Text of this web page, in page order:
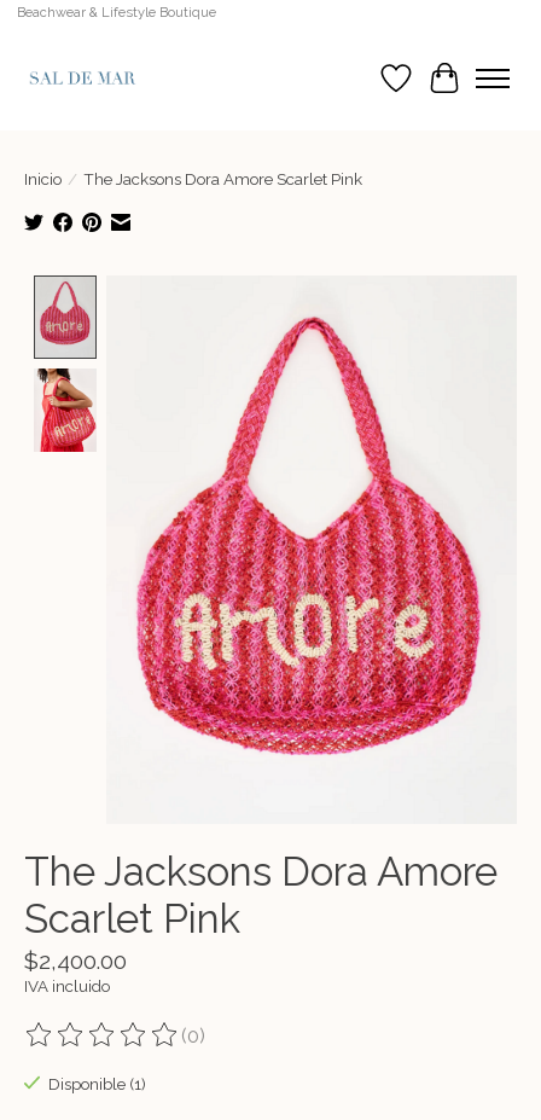
Beachwear & Lifestyle Boutique
Lista de deseos
Cesta
Inicio / The Jacksons Dora Amore Scarlet Pink
The Jacksons Dora Amore
Scarlet Pink
$2,400.00
IVA incluido
The rating of this product is
(0)
Disponible (1)